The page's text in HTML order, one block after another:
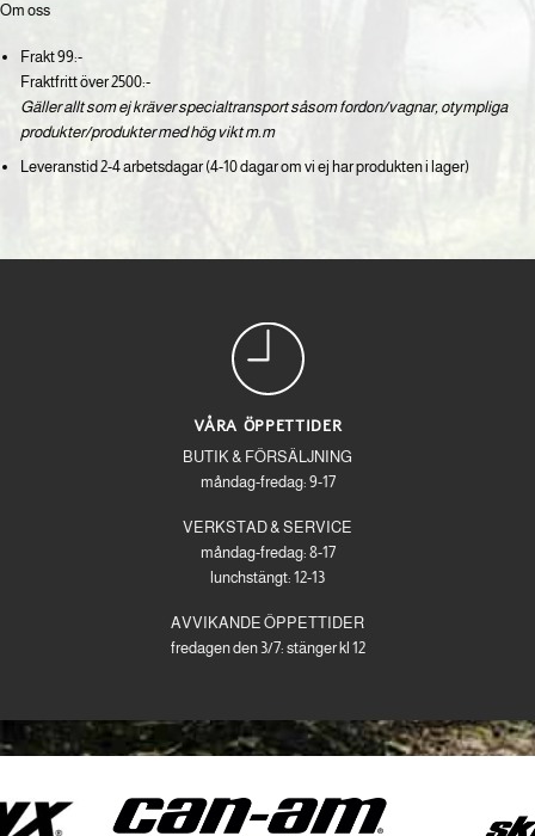
Om oss
Frakt 99:-
Fraktfritt över 2500:-
Gäller allt som ej kräver specialtransport såsom fordon/vagnar, otympliga
produkter/produkter med hög vikt m.m
Leveranstid 2-4 arbetsdagar (4-10 dagar om vi ej har produkten i lager)
VÅRA ÖPPETTIDER
BUTIK & FÖRSÄLJNING
måndag-fredag: 9-17
VERKSTAD & SERVICE
måndag-fredag: 8-17
lunchstängt: 12-13
AVVIKANDE ÖPPETTIDER
fredagen den 3/7: stänger kl 12